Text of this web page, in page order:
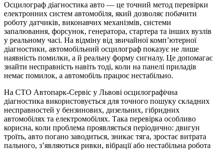
Осцилограф діагностика авто — це точний метод перевірки
електронних систем автомобіля, який дозволяє побачити
роботу датчиків, виконавчих механізмів, системи
запалювання, форсунок, генератора, стартера та інших вузлів
у реальному часі. На відміну від звичайної комп’ютерної
діагностики, автомобільний осцилограф показує не лише
наявність помилки, а й реальну форму сигналу. Це допомагає
знайти несправність навіть тоді, коли на панелі приладів
немає помилок, а автомобіль працює нестабільно.
На СТО Автопарк-Сервіс у Львові осцилографічна
діагностика використовується для точного пошуку складних
несправностей у бензинових, дизельних, гібридних
автомобілях та електромобілях. Така перевірка особливо
корисна, коли проблема проявляється періодично: двигун
троїть, авто погано заводиться, зникає тяга, зростає витрата
пального, з’являються ривки, вібрації або нестабільна робота